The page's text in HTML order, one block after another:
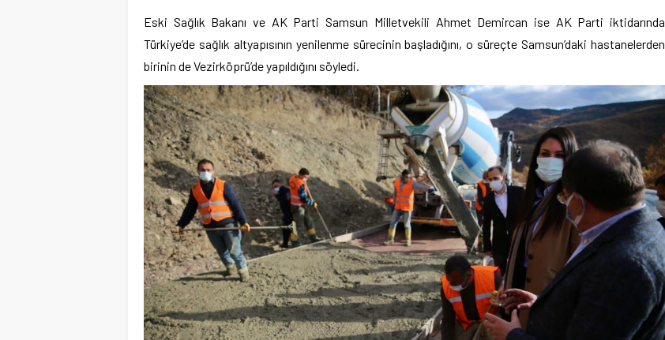
Eski Sağlık Bakanı ve AK Parti Samsun Milletvekili Ahmet Demircan ise AK Parti iktidarında
Türkiye’de sağlık altyapısının yenilenme sürecinin başladığını, o süreçte Samsun’daki hastanelerden
birinin de Vezirköprü’de yapıldığını söyledi.